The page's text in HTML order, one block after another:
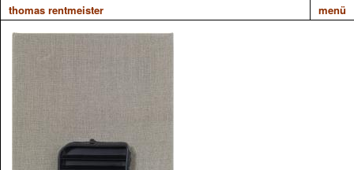
thomas rentmeister menü